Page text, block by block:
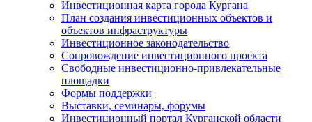
Инвестиционная карта города Кургана
План создания инвестиционных объектов и
объектов инфраструктуры
Инвестиционное законодательство
Сопровождение инвестиционного проекта
Свободные инвестиционно-привлекательные
площадки
Формы поддержки
Выставки, семинары, форумы
Инвестиционный портал Курганской области